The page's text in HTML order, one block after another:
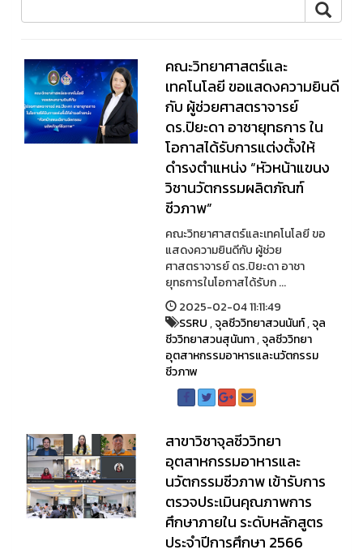
คณะวิทยาศาสตร์และ
เทคโนโลยี ขอแสดงความยินดี
กับ ผู้ช่วยศาสตราจารย์
ดร.ปิยะดา อาชายุทธการ ใน
โอกาสได้รับการแต่งตั้งให้
ดำรงตำแหน่ง “หัวหน้าแขนง
วิชานวัตกรรมผลิตภัณฑ์
ชีวภาพ”
คณะวิทยาศาสตร์และเทคโนโลยี ขอ
แสดงความยินดีกับ ผู้ช่วย
ศาสตราจารย์ ดร.ปิยะดา อาชา
ยุทธการในโอกาสได้รับก ...
2025-02-04 11:11:49
SSRU,จุลชีววิทยาสวนนันท์,จุล
ชีววิทยาสวนสุนันทา,จุลชีววิทยา
อุตสาหกรรมอาหารและนวัตกรรม
ชีวภาพ
สาขาวิชาจุลชีววิทยา
อุตสาหกรรมอาหารและ
นวัตกรรมชีวภาพ เข้ารับการ
ตรวจประเมินคุณภาพการ
ศึกษาภายใน ระดับหลักสูตร
ประจำปีการศึกษา 2566